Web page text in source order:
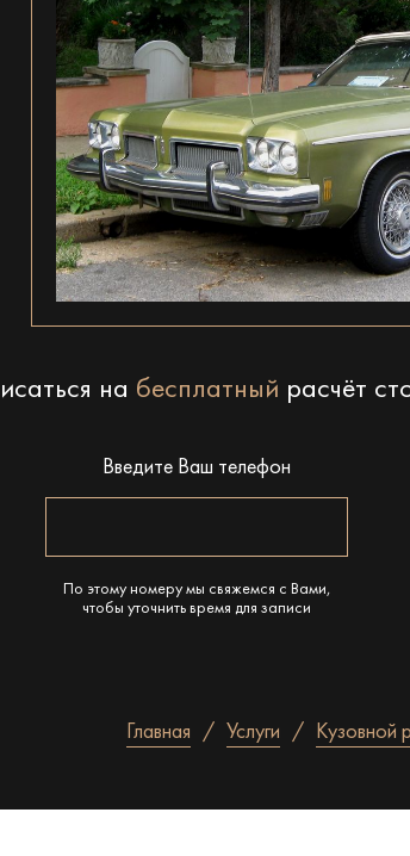
на бесплатный расчёт
Введите Ваш телефон
По этому номеру мы свяжемся с Вами,
чтобы уточнить время для записи
Главная Услуги Кузовной